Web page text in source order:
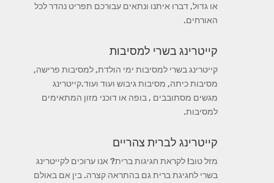
או גדול, דברו איתנו ונתאים עבורכם תפריט נהדר לכל
האורחים.
קייטרינג בשרי למסיבות
קייטרינג בשרי למסיבות ימי הולדת, למסיבות פרישה,
מסיבות כיתה, מסיבות גיבוש ועוד ועוד.קייטרינג
מגשים מסתובבים , בופה או דוכני מזון המתאימים
למסיבות.
קייטרינג לברית צהריים
מזל טוב! לקראת חגיגות ברית? אנו ערוכים לקייטרינג
בשרי לחגיגת ברית גם בהתראה קצרה. בין אם באולם